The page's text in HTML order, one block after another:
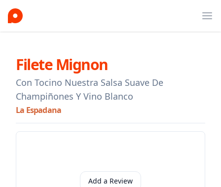
Filete Mignon
Con Tocino Nuestra Salsa Suave De
Champiñones Y Vino Blanco
La Espadana
Add a Review